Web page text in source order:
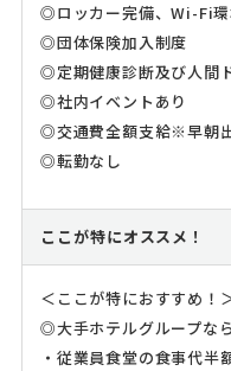
◎ロッカー完備、Wi-Fi環
◎団体保険加入制度
◎定期健康診断及び人間
◎社内イベントあり
◎交通費全額支給※早朝
◎転勤なし
ここが特にオススメ！
＜ここが特におすすめ！
◎大手ホテルグループな
・従業員食堂の食事代半